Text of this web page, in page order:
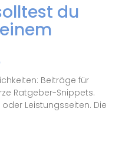
du
Beiträge für
Ratgeber-Snippets.
Leistungsseiten. Die